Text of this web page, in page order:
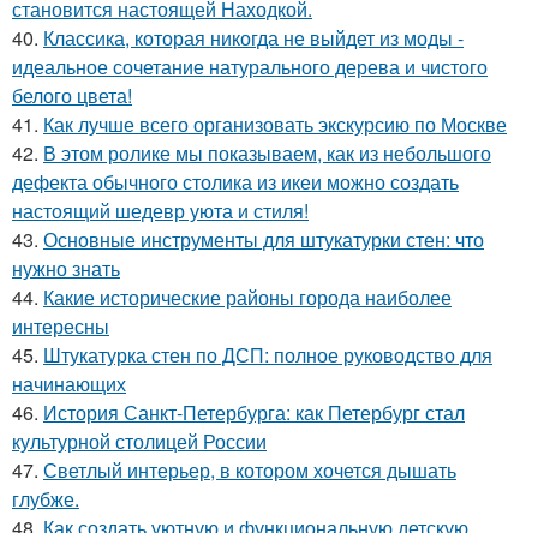
становится настоящей Находкой.
40. Классика, которая никогда не выйдет из моды -
идеальное сочетание натурального дерева и чистого
белого цвета!
41. Как лучше всего организовать экскурсию по Москве
42. В этом ролике мы показываем, как из небольшого
дефекта обычного столика из икеи можно создать
настоящий шедевр уюта и стиля!
43. Основные инструменты для штукатурки стен: что
нужно знать
44. Какие исторические районы города наиболее
интересны
45. Штукатурка стен по ДСП: полное руководство для
начинающих
46. История Санкт-Петербурга: как Петербург стал
культурной столицей России
47. Светлый интерьер, в котором хочется дышать
глубже.